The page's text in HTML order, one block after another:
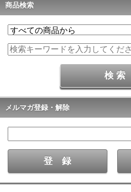
商品検索
メルマガ登録・解除